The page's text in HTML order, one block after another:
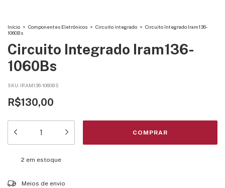
Início > Componentes Eletrônicos > Circuito integrado > Circuito Integrado Iram136-
1060Bs
Circuito Integrado Iram136-
1060Bs
SKU: IRAM136-1060BS
R$130,00
2 em estoque
Entregas para o CEP:
Meios de envio